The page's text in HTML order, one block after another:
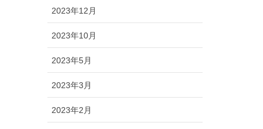
2023年12月
2023年10月
2023年5月
2023年3月
2023年2月